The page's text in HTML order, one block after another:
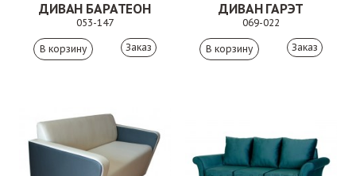
ДИВАН БАРАТЕОН
053-147
Заказ
ДИВАН ГАРЭТ
069-022
Заказ